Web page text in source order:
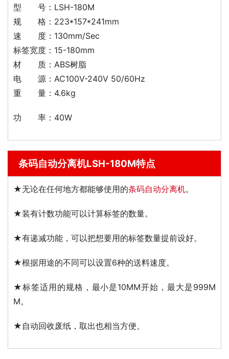
型 号：LSH-180M
规 格：223*157*241mm
速 度：130mm/Sec
标签宽度：15-180mm
材 质：ABS树脂
电 源：AC100V-240V 50/60Hz
重 量：4.6kg
功 率：40W
条码自动分离机LSH-180M特点
★无论在任何地方都能够使用的条码自动分离机。
★装有计数功能可以计算标签的数量。
★有递减功能，可以把想要用的标签数量提前设好。
★根据用途的不同可以设置6种的送料速度。
★标签适用的规格，最小是10MM开始，最大是999M
M。
★自动回收废纸，取出也相当方便。